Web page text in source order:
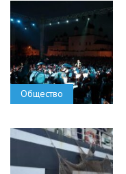
Общество